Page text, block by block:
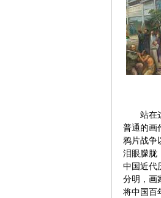
站在
普通的画
鸦片战争
泪眼朦胧
中国近代
分明，画
将中国百